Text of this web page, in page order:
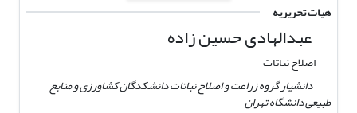
هیات تحریریه
عبدالهادی حسین زاده
اصلاح نباتات
دانشیار گروه زراعت و اصلاح نباتات دانشکدگان کشاورزی و منابع
طبیعی دانشگاه تهران